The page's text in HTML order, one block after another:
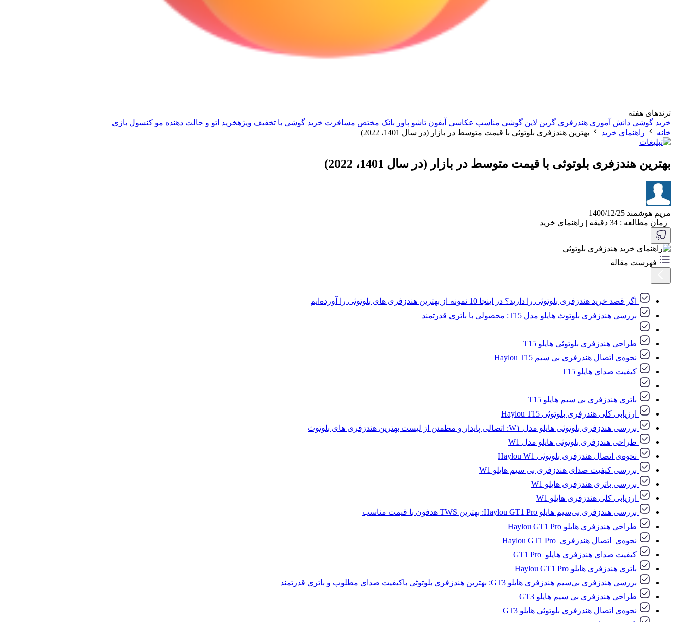
ترندهای هفته
خرید گوشی دانش آموزی هندزفری گرین لاین گوشی مناسب عکاسی آیفون تاشو پاور بانک مختص مسافرت خرید گوشی با تخفیف ویژهخرید اتو و حالت دهنده مو کنسول بازی
خانه
راهنمای خرید بهترین هندزفری بلوتوثی با قیمت متوسط در بازار (در سال 1401، 2022)
بهترین هندزفری بلوتوثی با قیمت متوسط در بازار (در سال 1401، 2022)
مریم هوشمند 1400/12/25
| زمان مطالعه : 34 دقیقه | راهنمای خرید
فهرست مقاله
اگر قصد خرید هندزفری بلوتوثی را دارید؟ در اینجا 10 نمونه از بهترین هندزفری های بلوتوثی را آورده‌ایم
بررسی هندزفری بلوتوث هایلو مدل T15: محصولی با باتری قدرتمند
طراحی هندزفری بلوتوثی هایلو T15
نحوه‌ی اتصال هندزفری بی سیم Haylou T15
کیفیت صدای هایلو T15
باتری هندزفری بی سیم هایلو T15
ارزیابی کلی هندزفری بلوتوثی Haylou T15
بررسی هندزفری بلوتوثی هایلو مدل W۱: اتصالی پایدار و مطمئن از لیست بهترین هندزفری های بلوتوث
طراحی هندزفری بلوتوثی هایلو مدل W1
نحوه‌ی اتصال هندزفری بلوتوثی Haylou W1
بررسی کیفیت صدای هندزفری بی سیم هایلو W1
بررسی باتری هندزفری هایلو W1
ارزیابی کلی هندزفری هایلو W1
بررسی هندزفری بی‌‌سیم هایلو Haylou GT1 Pro: بهترین TWS هدفون با قیمت مناسب
طراحی هندزفری هایلو Haylou GT1 Pro
نحوه‌ی اتصال هندزفری Haylou GT1 Pro
کیفیت صدای هندزفری هایلو GT1 Pro
باتری هندزفری هایلو Haylou GT1 Pro
بررسی هندزفری بی‌‌سیم هندزفری هایلو GT3: بهترین هندزفری بلوتوثی باکیفیت صدای مطلوب و باتری قدرتمند
طراحی هندزفری بی سیم هایلو GT3
نحوه‌ی اتصال هندزفری بلوتوثی هایلو GT3